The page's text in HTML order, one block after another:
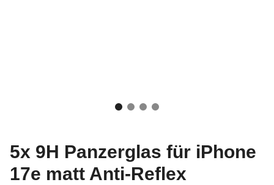
5x 9H Panzerglas für iPhone
17e matt Anti-Reflex